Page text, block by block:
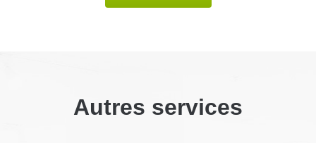
Autres services